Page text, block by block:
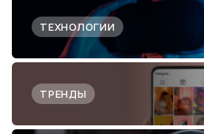
ТЕХНОЛОГИИ
ТРЕНДЫ